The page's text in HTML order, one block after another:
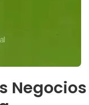
Negocios